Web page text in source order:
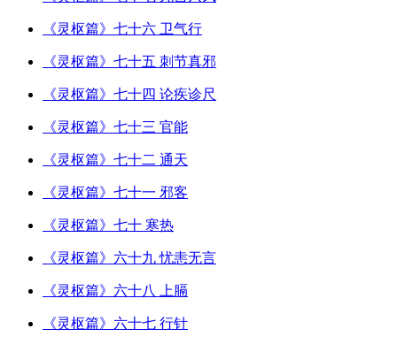
《灵枢篇》七十六 卫气行
《灵枢篇》七十五 刺节真邪
《灵枢篇》七十四 论疾诊尺
《灵枢篇》七十三 官能
《灵枢篇》七十二 通天
《灵枢篇》七十一 邪客
《灵枢篇》七十 寒热
《灵枢篇》六十九 忧恚无言
《灵枢篇》六十八 上膈
《灵枢篇》六十七 行针